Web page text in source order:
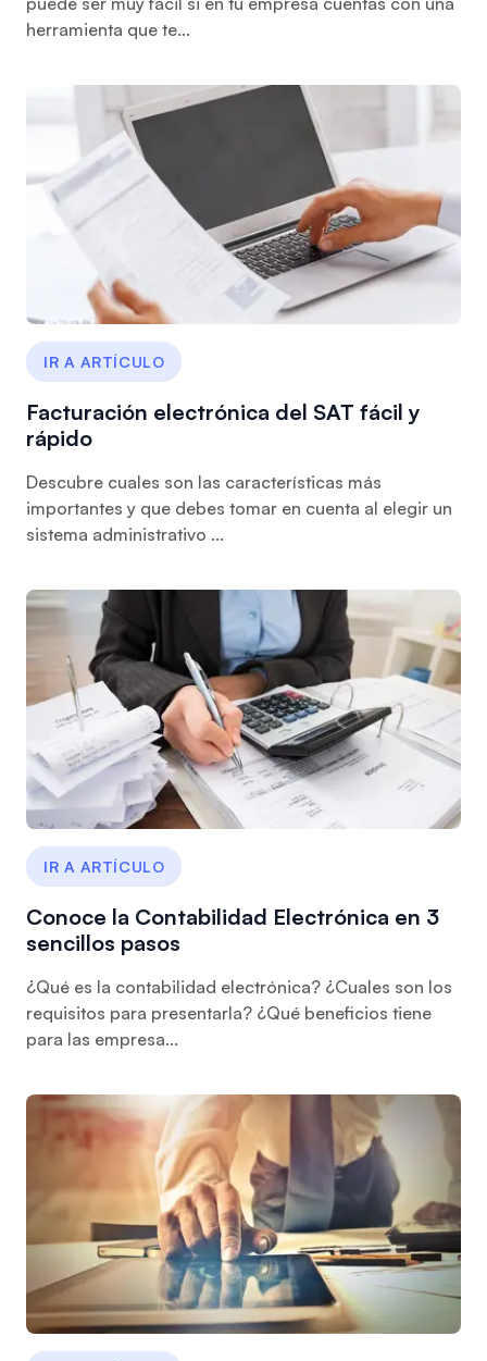
herramienta que te...
IR A ARTÍCULO
Facturación electrónica del SAT fácil y
rápido
Descubre cuales son las características más
importantes y que debes tomar en cuenta al elegir un
sistema administrativo ...
IR A ARTÍCULO
Conoce la Contabilidad Electrónica en 3
sencillos pasos
¿Qué es la contabilidad electrónica? ¿Cuales son los
requisitos para presentarla? ¿Qué beneficios tiene
para las empresa...